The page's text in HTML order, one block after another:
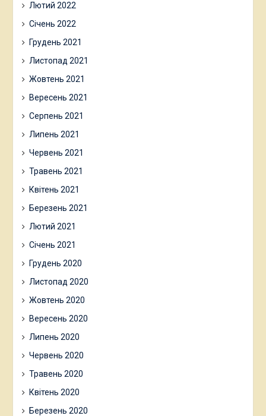
Лютий 2022
Січень 2022
Грудень 2021
Листопад 2021
Жовтень 2021
Вересень 2021
Серпень 2021
Липень 2021
Червень 2021
Травень 2021
Квітень 2021
Березень 2021
Лютий 2021
Січень 2021
Грудень 2020
Листопад 2020
Жовтень 2020
Вересень 2020
Липень 2020
Червень 2020
Травень 2020
Квітень 2020
Березень 2020